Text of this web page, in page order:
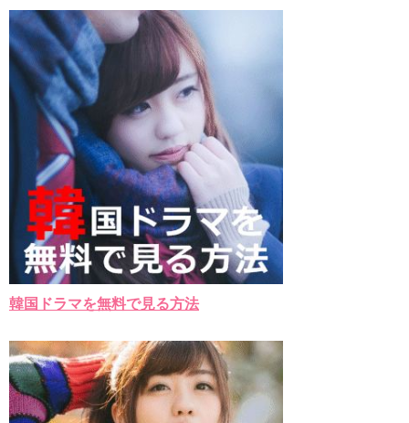
리고 그려도 (Miss You In My Heart)
俳優カン・ギヨン、突然の熱愛宣言…「キム秘書がなぜそう
か」出演で話題 Big News TV
Powered by livedoor 相互RSS
韓国ドラマを無料で見る方法